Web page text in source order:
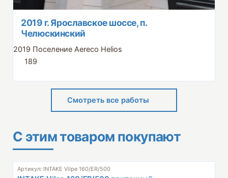
2019 г. Ярославское шоссе, п.
Челюскинский
2019 Поселение Aereco Helios
189
Смотреть все работы
С этим товаром покупают
Артикул: INTAKE Vilpe 160/ER/500